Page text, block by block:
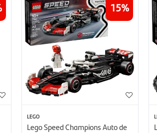
15
LEGO
Lego Speed Champions Auto de